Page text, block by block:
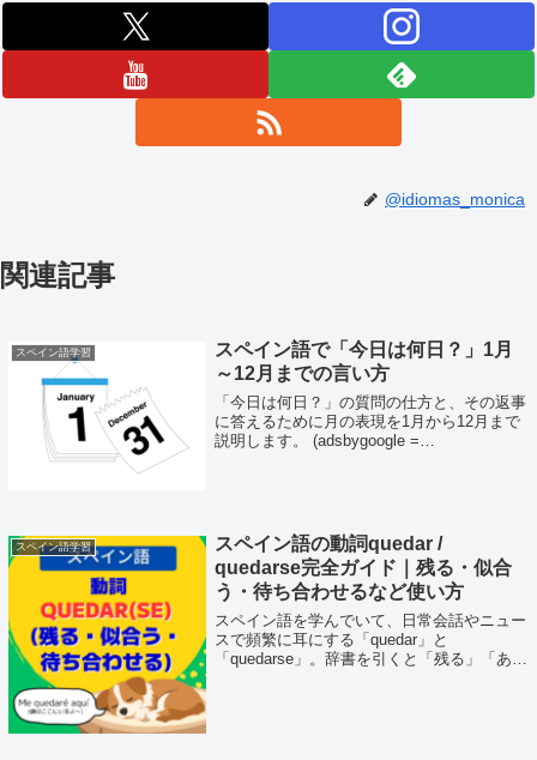
@idiomas_monica
関連記事
スペイン語学習
スペイン語で「今日は何日？」1月
～12月までの言い方
「今日は何日？」の質問の仕方と、その返事
に答えるために月の表現を1月から12月まで
説明します。 (adsbygoogle =
スペイン語学習
スペイン語の動詞quedar /
quedarse完全ガイド｜残る・似合
う・待ち合わせるなど使い方
スペイン語を学んでいて、日常会話やニュー
スで頻繁に耳にする「quedar」と
「quedarse」。辞書を引くと「残る」「あ